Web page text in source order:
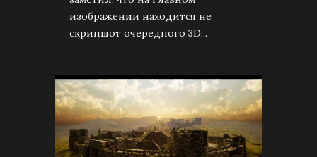
изображении находится не
скриншот очередного 3D...